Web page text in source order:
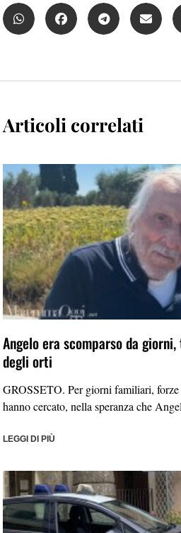
Articoli correlati
Angelo era scomparso da
degli orti
GROSSETO. Per giorni familiari,
hanno cercato, nella speranza che
LEGGI DI PIÙ